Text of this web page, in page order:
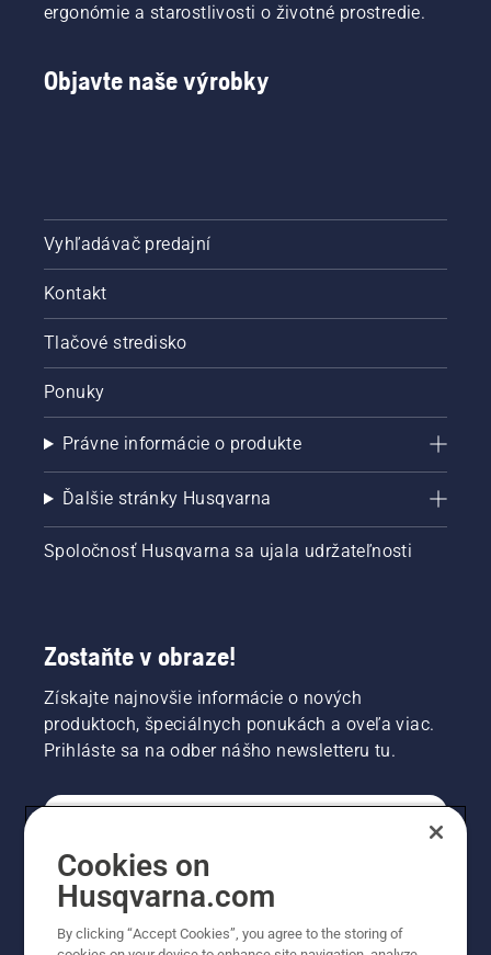
ergonómie a starostlivosti o životné prostredie.
Objavte naše výrobky
Vyhľadávač predajní
Kontakt
Tlačové stredisko
Ponuky
Právne informácie o produkte
Ďalšie stránky Husqvarna
Spoločnosť Husqvarna sa ujala udržateľnosti
Zostaňte v obraze!
Získajte najnovšie informácie o nových
produktoch, špeciálnych ponukách a oveľa viac.
Prihláste sa na odber nášho newsletteru tu.
PROFESIONÁLNE
Cookies on
Husqvarna.com
By clicking “Accept Cookies”, you agree to the storing of